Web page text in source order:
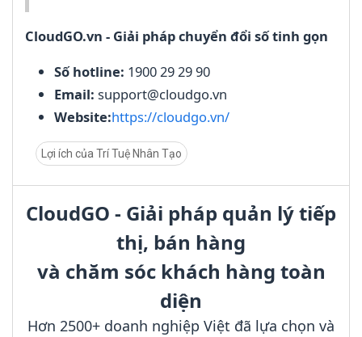
CloudGO.vn - Giải pháp chuyển đổi số tinh gọn
Số hotline: 1900 29 29 90
Email: support@cloudgo.vn
Website:https://cloudgo.vn/
Lợi ích của Trí Tuệ Nhân Tạo
CloudGO - Giải pháp quản lý tiếp
thị, bán hàng
và chăm sóc khách hàng toàn
diện
Hơn 2500+ doanh nghiệp Việt đã lựa chọn và